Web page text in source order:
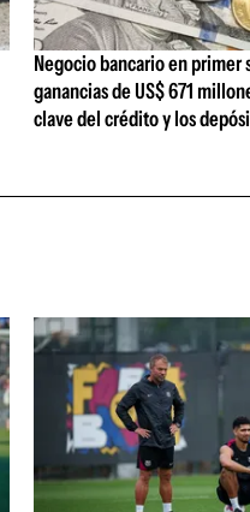
Negocio bancario en primer
ganancias de US$ 671
clave del crédito y los